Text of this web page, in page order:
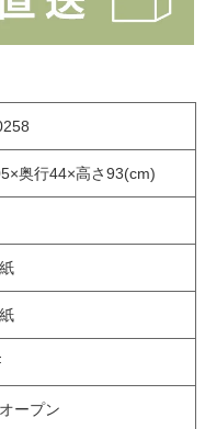
奥行44×高さ93(cm)
ープン